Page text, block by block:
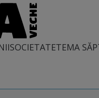
SOCIETATETEMA